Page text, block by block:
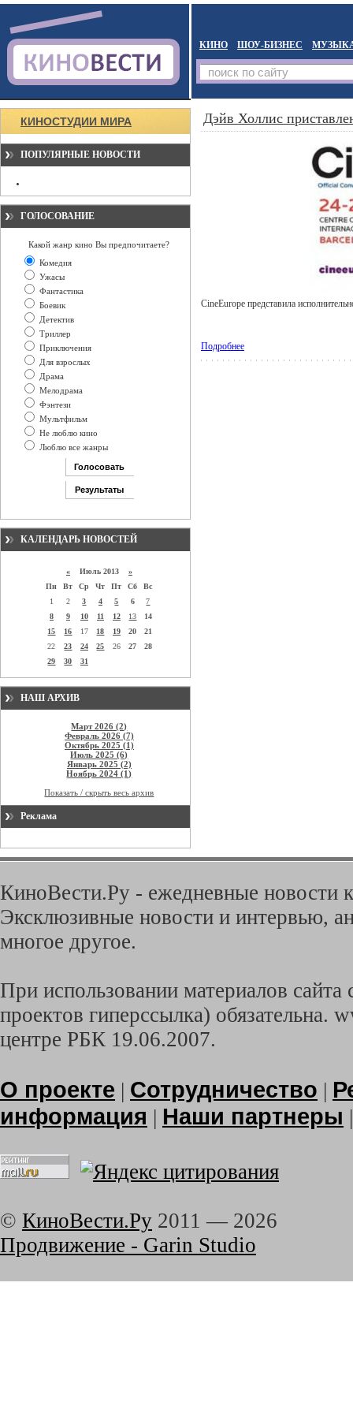
КИНО ШОУ-БИЗНЕС
КИНОСТУДИИ МИРА
ПОПУЛЯРНЫЕ НОВОСТИ
ГОЛОСОВАНИЕ
Какой жанр кино Вы предпочитаете?
Комедия
Ужасы
Фантастика
Боевик
Детектив
Триллер
Приключения
Для взрослых
Драма
Мелодрама
Фэнтези
Мультфильм
Не люблю кино
Люблю все жанры
КАЛЕНДАРЬ НОВОСТЕЙ
« Июль 2013 »
Пн
Вт Ср Чт Пт Сб
Вс
1
2 3 4 5 6
7
8
9 10 11 12 13
14
15
16 17 18 19 20
21
22
23 24 25 26 27
28
29
30 31
НАШ АРХИВ
Март 2026 (2)
Февраль 2026 (7)
Октябрь 2025 (1)
Июль 2025 (6)
Январь 2025 (2)
Ноябрь 2024 (1)
Показать / скрыть весь архив
Реклама
Дэйв Холлис
CineEurope представила
Подробнее
КиноВести.Ру - ежедневные новости
Эксклюзивные новости и интервью,
многое другое.
При использовании материалов
проектов гиперссылка) обязательна.
центре РБК 19.06.2007.
О проекте | Сотрудничество |
информация | Наши партнеры
© КиноВести.Ру 2011 — 2026
Продвижение - Garin Studio